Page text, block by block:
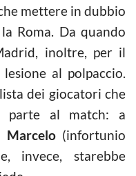
mettere in dubbio
Roma. Da quando
inoltre, per il
al polpaccio.
dei giocatori che
parte al match: a
Marcelo (infortunio
invece, starebbe